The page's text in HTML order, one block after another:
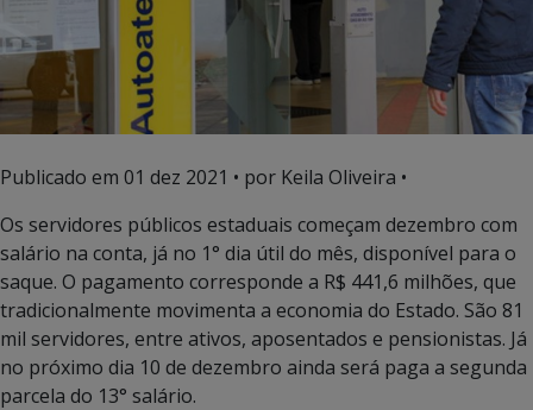
Publicado em 01 dez 2021 • por Keila Oliveira •
Os servidores públicos estaduais começam dezembro com
salário na conta, já no 1° dia útil do mês, disponível para o
saque. O pagamento corresponde a R$ 441,6 milhões, que
tradicionalmente movimenta a economia do Estado. São 81
mil servidores, entre ativos, aposentados e pensionistas. Já
no próximo dia 10 de dezembro ainda será paga a segunda
parcela do 13° salário.